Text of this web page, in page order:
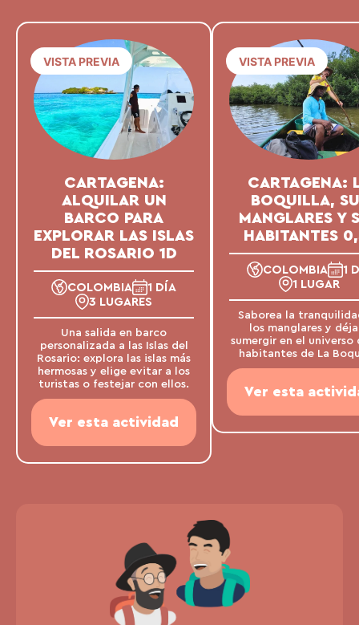
CARTAGENA:
ALQUILAR UN
BARCO PARA
EXPLORAR LAS ISLAS
DEL ROSARIO 1D
VISTA PREVIA
COLOMBIA
1 DÍA
3 LUGARES
Una salida en barco
personalizada a las Islas del
Rosario: explora las islas más
hermosas y elige evitar a los
turistas o festejar con ellos.
Ver esta actividad
CARTAGENA:
BOQUILLA,
MANGLARES Y
HABITANTES
VISTA PREVIA
COLOMBIA
1
1 LUGAR
Saborea la
los manglares y
sumergir en el universo
habitantes de La
Ver esta